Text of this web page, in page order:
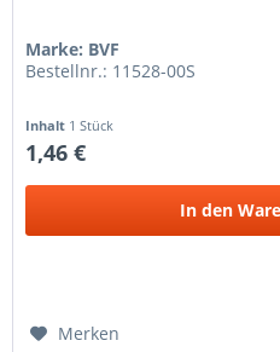
Marke: BVF
Bestellnr.: 11528-00S
Inhalt 1 Stück
1,46 €
In den
Merken